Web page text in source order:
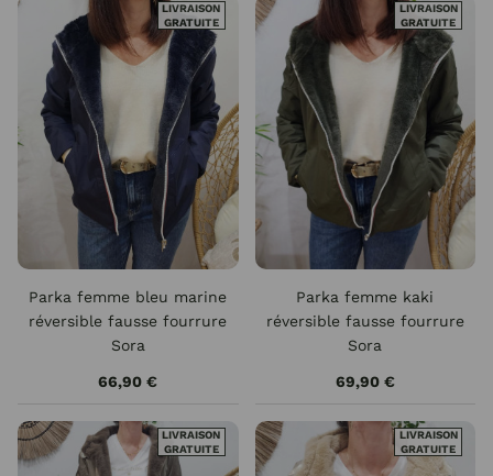
LIVRAISON
GRATUITE
Parka femme bleu marine
réversible fausse fourrure
Sora
66,90 €
LIVRAISON
GRATUITE
Parka femme kaki
réversible fausse fourrure
Sora
69,90 €
LIVRAISON
GRATUITE
LIVRAISON
GRATUITE